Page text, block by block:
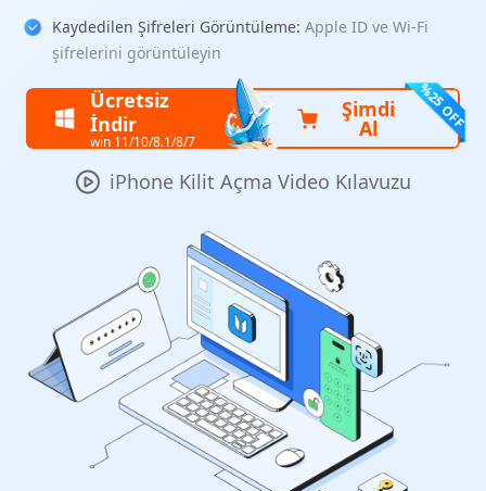
Kaydedilen Şifreleri Görüntüleme: Apple ID ve Wi-Fi
şifrelerini görüntüleyin
Ücretsiz
İndir
win 11/10/8.1/8/7
Şimdi
Al
iPhone Kilit Açma Video Kılavuzu